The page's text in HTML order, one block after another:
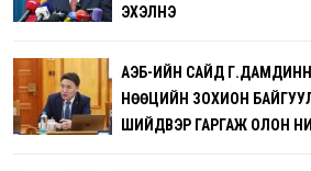
ЭХЭЛНЭ
АҮЭБ-ИЙН САЙД
НӨӨЦИЙН ЗОХИОН
ШИЙДВЭР ГАРГАЖ ОЛОН